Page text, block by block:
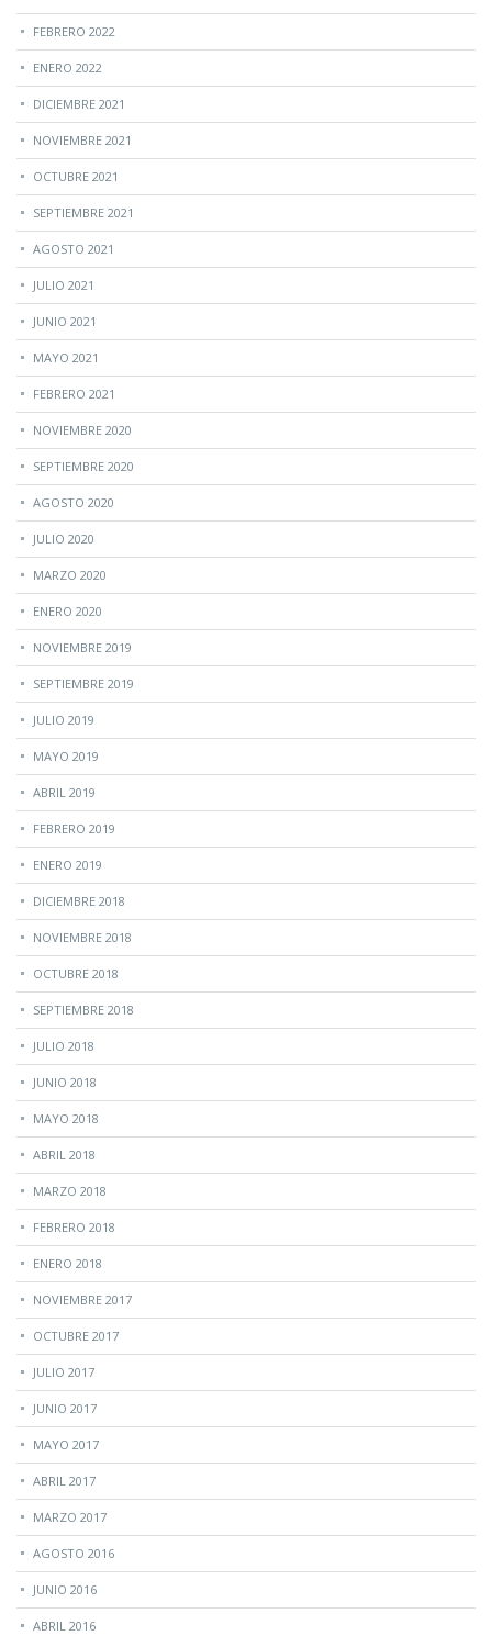
FEBRERO 2022
ENERO 2022
DICIEMBRE 2021
NOVIEMBRE 2021
OCTUBRE 2021
SEPTIEMBRE 2021
AGOSTO 2021
JULIO 2021
JUNIO 2021
MAYO 2021
FEBRERO 2021
NOVIEMBRE 2020
SEPTIEMBRE 2020
AGOSTO 2020
JULIO 2020
MARZO 2020
ENERO 2020
NOVIEMBRE 2019
SEPTIEMBRE 2019
JULIO 2019
MAYO 2019
ABRIL 2019
FEBRERO 2019
ENERO 2019
DICIEMBRE 2018
NOVIEMBRE 2018
OCTUBRE 2018
SEPTIEMBRE 2018
JULIO 2018
JUNIO 2018
MAYO 2018
ABRIL 2018
MARZO 2018
FEBRERO 2018
ENERO 2018
NOVIEMBRE 2017
OCTUBRE 2017
JULIO 2017
JUNIO 2017
MAYO 2017
ABRIL 2017
MARZO 2017
AGOSTO 2016
JUNIO 2016
ABRIL 2016